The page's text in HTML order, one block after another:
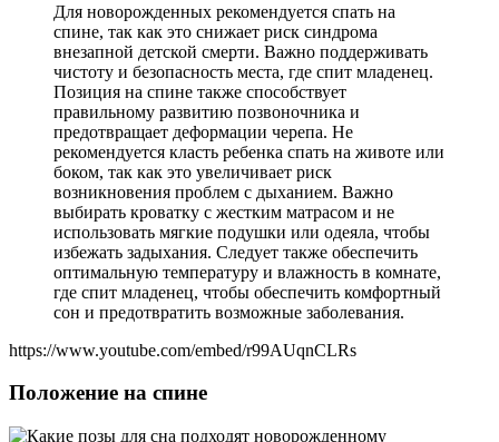
Для новорожденных рекомендуется спать на
спине, так как это снижает риск синдрома
внезапной детской смерти. Важно поддерживать
чистоту и безопасность места, где спит младенец.
Позиция на спине также способствует
правильному развитию позвоночника и
предотвращает деформации черепа. Не
рекомендуется класть ребенка спать на животе или
боком, так как это увеличивает риск
возникновения проблем с дыханием. Важно
выбирать кроватку с жестким матрасом и не
использовать мягкие подушки или одеяла, чтобы
избежать задыхания. Следует также обеспечить
оптимальную температуру и влажность в комнате,
где спит младенец, чтобы обеспечить комфортный
сон и предотвратить возможные заболевания.
https://www.youtube.com/embed/r99AUqnCLRs
Положение на спине